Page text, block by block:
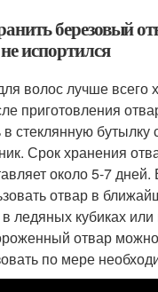
березовый
испортился
волос лучше всего
приготовления
в стеклянную
Срок хранения
около 5-7
отвар в
ледяных кубиках
отвар
по мере